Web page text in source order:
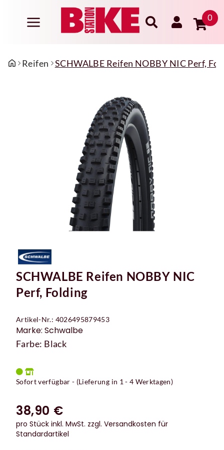
0
Reifen SCHWALBE Reifen NOBBY NIC Perf,
SCHWALBE Reifen NOBBY NIC
Perf, Folding
Artikel-Nr.: 4026495879453
Marke: Schwalbe
Farbe: Black
Sofort verfügbar - (Lieferung in 1 - 4 Werktagen)
38,90 €
pro Stück inkl. MwSt. zzgl. Versandkosten für
Standardartikel